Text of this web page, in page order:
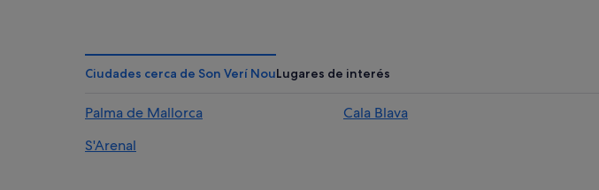
Trh Hoteles en S'Arenal
Hoteles con wifi en S'Arenal
Hoteles con spa en S'Arenal
Ciudades cerca de Son Verí NouLugares de interés
Palma de Mallorca Cala Blava
S'Arenal